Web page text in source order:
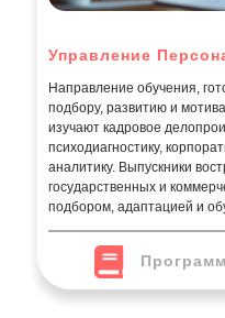
Управление
Направление обучения,
подбору, развитию и
изучают кадровое
психодиагностику,
аналитику. Выпускники
государственных и
подбором, адаптацией и
Программ